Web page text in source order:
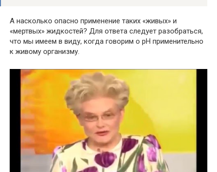
А насколько опасно применение таких «живых» и
«мертвых» жидкостей? Для ответа следует разобраться,
что мы имеем в виду, когда говорим о рН применительно
к живому организму.